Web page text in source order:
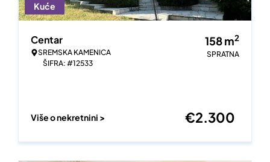
Kuće
Centar
SREMSKA KAMENICA
ŠIFRA: #12533
158m2
SPRATNA
Više o nekretnini > €2.300